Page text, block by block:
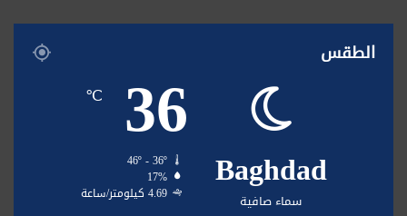
الطقس
Baghdad
سماء صافية
36
℃
46º - 36º
17%
4.69 كيلومتر/ساعة